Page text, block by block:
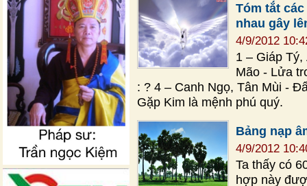
Tóm tắt
nhau gây
4/9/2012
1 – Giáp
Mão - Lửa
: ? 4 – Canh Ngọ, Tân Mùi -
Gặp Kim là mệnh phú quý.
Bảng nạp
4/9/2012
Ta thấy có
hợp này